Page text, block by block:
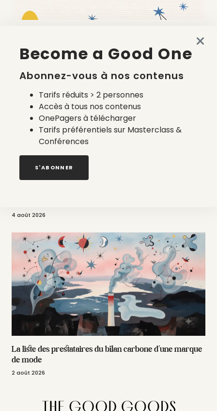
6 août 2026
4 août 2026
La liste des prestataires du bilan carbone d’une marque
de mode
2 août 2026
Become a Good One
Abonnez-vous à nos contenus
Tarifs réduits > 2 personnes
Accès à tous nos contenus
OnePagers à télécharger
Tarifs préférentiels sur Masterclass &
Conférences
S'ABONNER